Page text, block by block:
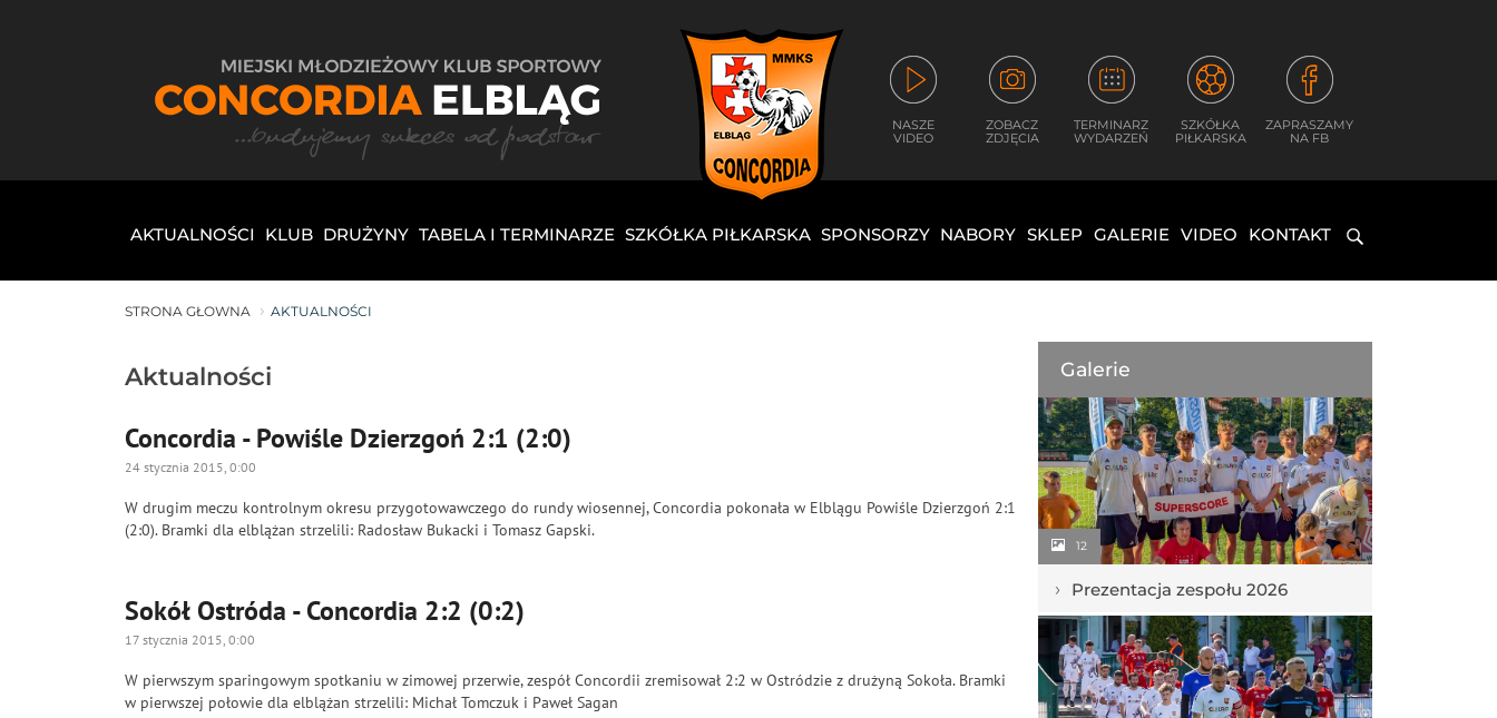
NASZE
VIDEO
ZOBACZ
ZDJĘCIA
TERMINARZ
WYDARZEŃ
SZKÓŁKA
PIŁKARSKA
ZAPRASZAMY
NA FB
AKTUALNOŚCI KLUB DRUŻYNY TABELA I TERMINARZE SZKÓŁKA PIŁKARSKA SPONSORZY NABORY SKLEP GALERIE VIDEO KONTAKT
STRONA GŁOWNA AKTUALNOŚCI
Aktualności
Concordia - Powiśle Dzierzgoń 2:1 (2:0)
24 stycznia 2015, 0:00
W drugim meczu kontrolnym okresu przygotowawczego do rundy wiosennej, Concordia pokonała w Elblągu Powiśle Dzierzgoń 2:1
(2:0). Bramki dla elblążan strzelili: Radosław Bukacki i Tomasz Gapski.
Sokół Ostróda - Concordia 2:2 (0:2)
17 stycznia 2015, 0:00
W pierwszym sparingowym spotkaniu w zimowej przerwie, zespół Concordii zremisował 2:2 w Ostródzie z drużyną Sokoła. Bramki
w pierwszej połowie dla elblążan strzelili: Michał Tomczuk i Paweł Sagan
Galerie
12
› Prezentacja zespołu 2026